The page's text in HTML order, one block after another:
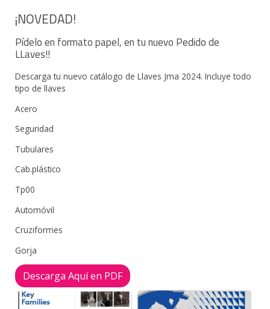
¡NOVEDAD!
Pídelo en formato papel, en tu nuevo Pedido de
LLaves!!
Descarga tu nuevo catálogo de Llaves Jma 2024. Incluye todo
tipo de llaves
Acero
Seguridad
Tubulares
Cab.plástico
Tp00
Automóvil
Cruziformes
Gorja
Descarga Aquí en PDF